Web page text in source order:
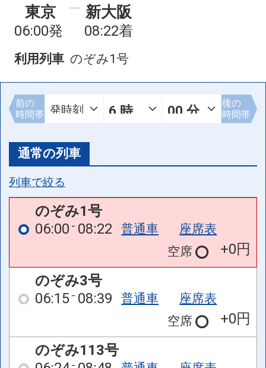
東京
06:00発
新大阪
08:22着
利用列車 のぞみ1号
前の
時間帯
後の
時間帯
通常の列車
列車で絞る
のぞみ1号
06:00 08:22 普通車
座席表
空席
+0円
のぞみ3号
06:15 08:39 普通車
座席表
空席
+0円
のぞみ113号